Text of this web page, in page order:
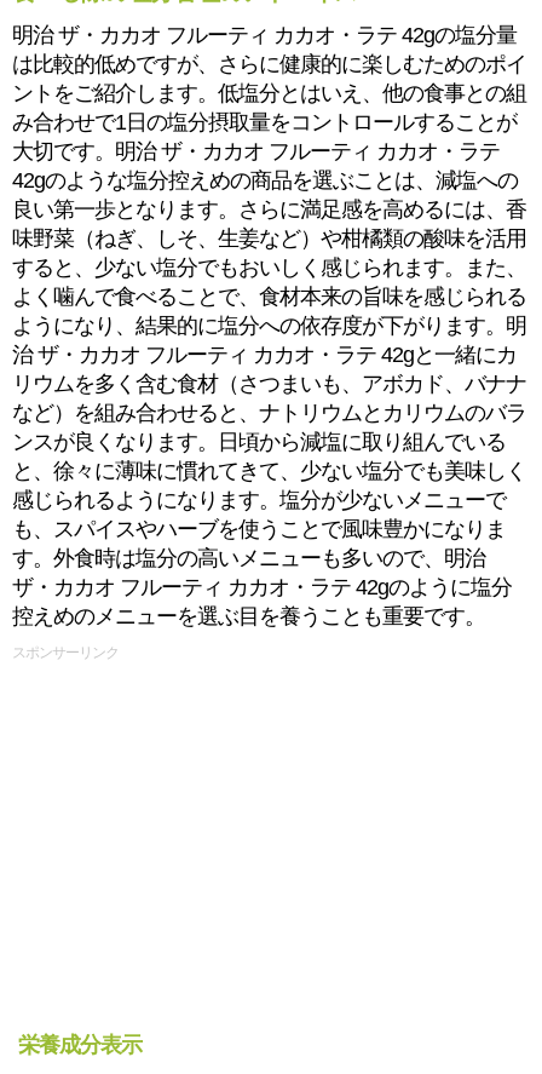
明治 ザ・カカオ フルーティ カカオ・ラテ 42gの塩分量
は比較的低めですが、さらに健康的に楽しむためのポイ
ントをご紹介します。低塩分とはいえ、他の食事との組
み合わせで1日の塩分摂取量をコントロールすることが
大切です。明治 ザ・カカオ フルーティ カカオ・ラテ
42gのような塩分控えめの商品を選ぶことは、減塩への
良い第一歩となります。さらに満足感を高めるには、香
味野菜（ねぎ、しそ、生姜など）や柑橘類の酸味を活用
すると、少ない塩分でもおいしく感じられます。また、
よく噛んで食べることで、食材本来の旨味を感じられる
ようになり、結果的に塩分への依存度が下がります。明
治 ザ・カカオ フルーティ カカオ・ラテ 42gと一緒にカ
リウムを多く含む食材（さつまいも、アボカド、バナナ
など）を組み合わせると、ナトリウムとカリウムのバラ
ンスが良くなります。日頃から減塩に取り組んでいる
と、徐々に薄味に慣れてきて、少ない塩分でも美味しく
感じられるようになります。塩分が少ないメニューで
も、スパイスやハーブを使うことで風味豊かになりま
す。外食時は塩分の高いメニューも多いので、明治
ザ・カカオ フルーティ カカオ・ラテ 42gのように塩分
控えめのメニューを選ぶ目を養うことも重要です。
スポンサーリンク
栄養成分表示